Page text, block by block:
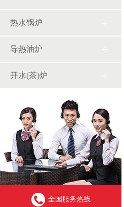
热水锅炉
导热油炉
开水(茶)炉
全国服务热线